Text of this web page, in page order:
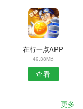
在行一点APP
49.38MB
查看
更多